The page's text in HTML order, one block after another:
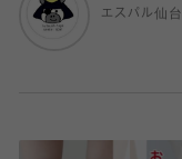
エスパル仙台